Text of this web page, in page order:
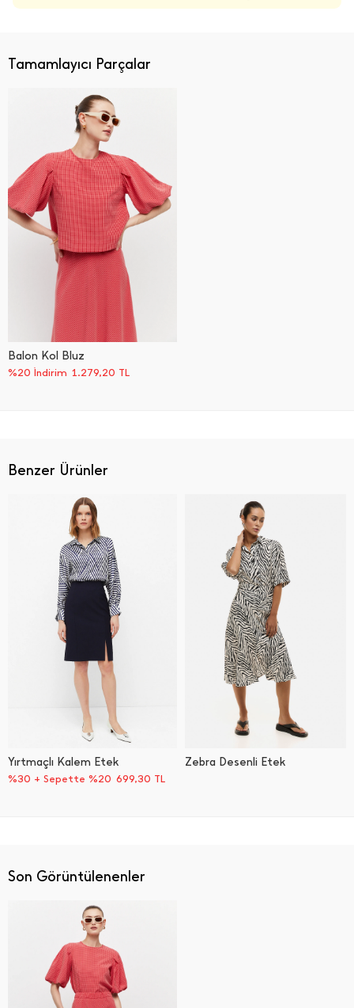
Benzer Ürünler
Yırtmaçlı Kalem Etek
%30 + Sepette %20 699,30 TL
Zebra Desenli Etek
Tamamlayıcı Parçalar
Balon Kol Bluz
%20 İndirim 1.279,20 TL
Son Görüntülenenler